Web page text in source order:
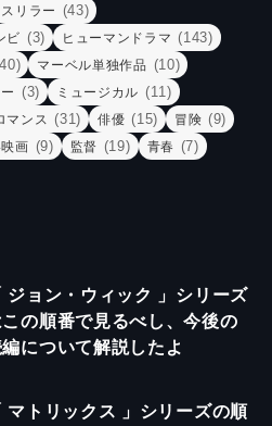
スリラー (43)
ビ (3) ヒューマンドラマ (143)
マーベル単独作品 (10)
(3) ミュージカル (11)
マンス (31) 俳優 (15) 冒険 (9)
画 (9) 監督 (19) 青春 (7)
ジョン・ウィック 」シリーズ
この順番で見るべし、今後の
について解説したよ
マトリックス 」シリーズの順